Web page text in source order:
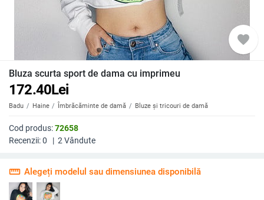
favorite
Bluza scurta sport de dama cu imprimeu
172.40Lei
Badu Haine Îmbrăcăminte de damă Bluze și tricouri de damă
Cod produs:72658
Recenzii:0 | 2 Vândute
straighten Alegeți modelul sau dimensiunea disponibilă